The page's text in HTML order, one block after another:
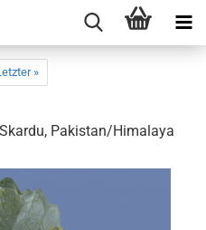
»
Pa­ki­stan/Hi­ma­la­ya